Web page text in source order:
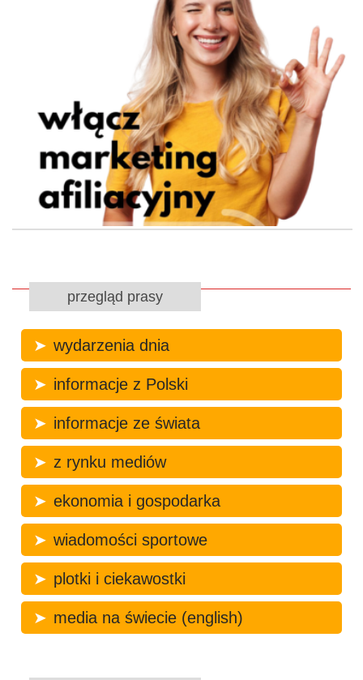
przegląd prasy
wydarzenia dnia
informacje z Polski
informacje ze świata
z rynku mediów
ekonomia i gospodarka
wiadomości sportowe
plotki i ciekawostki
media na świecie (english)